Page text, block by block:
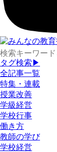
タグ検索▶
全記事一覧
特集・連載
授業改善
学級経営
学校行事
働き方
教師の学び
学校経営